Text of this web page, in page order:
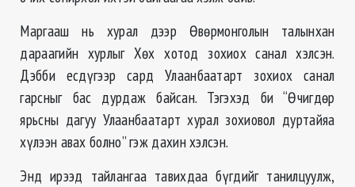
Маргааш нь хурал дээр Өвөрмонголын талынхан
дараагийн хурлыг Хөх хотод зохиох санал хэлсэн.
Дэбби есдүгээр сард Улаанбаатарт зохиох санал
гарсныг бас дурдаж байсан. Тэгэхэд би “Өчигдөр
ярьсны дагуу Улаанбаатарт хурал зохиовол дуртайяа
хүлээн авах болно” гэж дахин хэлсэн.
Энд ирээд тайлангаа тавихдаа бүгдийг танилцуулж,